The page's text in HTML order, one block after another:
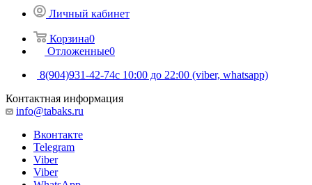
Личный кабинет
Корзина0
Отложенные0
8(904)931-42-74с 10:00 до 22:00 (viber, whatsapp)
Контактная информация
info@tabaks.ru
Вконтакте
Telegram
Viber
Viber